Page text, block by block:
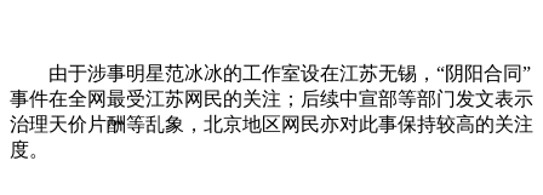
由于涉事明星范冰冰的工作室设在江苏无锡，“阴阳合同”
事件在全网最受江苏网民的关注；后续中宣部等部门发文表示
治理天价片酬等乱象，北京地区网民亦对此事保持较高的关注
度。